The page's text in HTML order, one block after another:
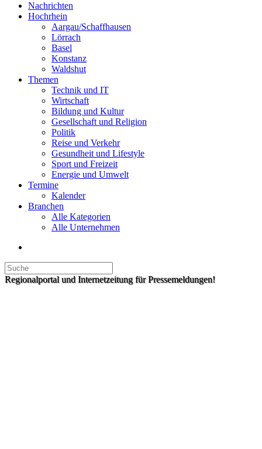
Nachrichten
Hochrhein
Aargau/Schaffhausen
Lörrach
Basel
Konstanz
Waldshut
Themen
Technik und IT
Wirtschaft
Bildung und Kultur
Gesellschaft und Religion
Politik
Reise und Verkehr
Gesundheit und Lifestyle
Sport und Freizeit
Energie und Umwelt
Termine
Kalender
Branchen
Alle Kategorien
Alle Unternehmen
Regionalportal und Internetzeitung für Pressemeldungen!